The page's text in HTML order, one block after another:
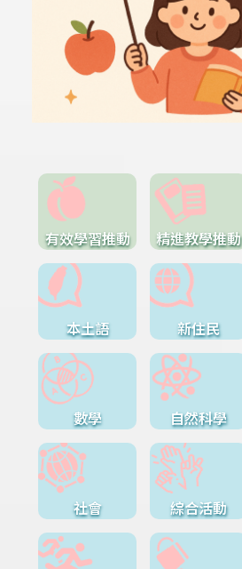
有效學習推動 精進教學推動
本土語 新住民
數學 自然科學
社會 綜合活動